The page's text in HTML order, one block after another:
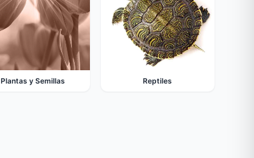
Plantas y Semillas Reptiles